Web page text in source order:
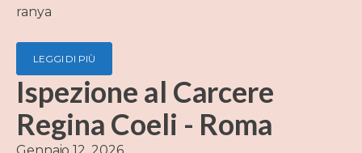
ranya
LEGGI DI PIÙ
Ispezione al Carcere
Regina Coeli - Roma